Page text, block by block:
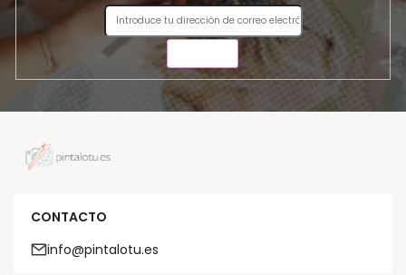
CONTACTO
info@pintalotu.es